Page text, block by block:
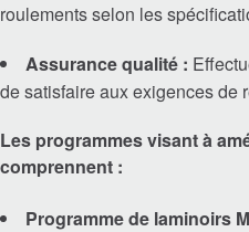
Engrenages et
roulements selon les
Assurance qualité :
de satisfaire aux exigences de
Les programmes visant à
comprennent :
Programme de laminoirs